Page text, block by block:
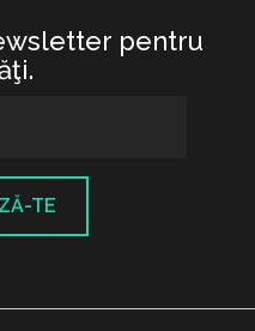
pentru
TE